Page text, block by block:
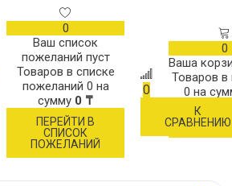
0
Ваш список
пожеланий пуст
Товаров в списке
пожеланий 0 на
сумму 0 ₸
ПЕРЕЙТИ В
СПИСОК
ПОЖЕЛАНИЙ
0
К
СРАВНЕНИЮ
0
Ваша
Товаров в
0 на